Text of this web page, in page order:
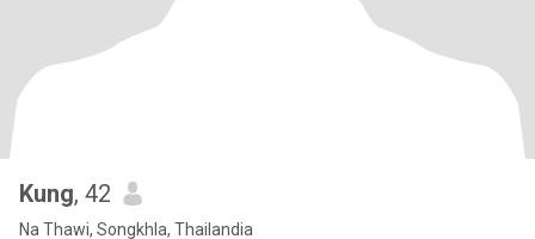
Kung, 42
Na Thawi, Songkhla, Thailandia